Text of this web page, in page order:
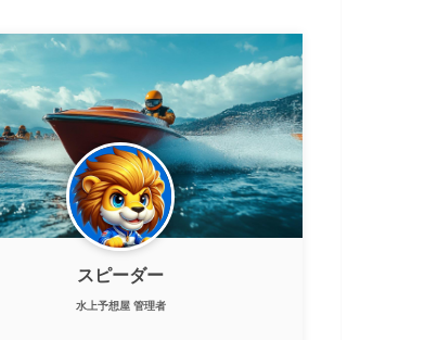
スピーダー
水上予想屋 管理者